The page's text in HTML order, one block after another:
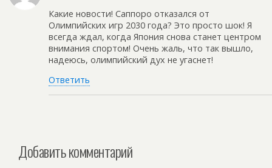
Какие новости! Саппоро отказался от
Олимпийских игр 2030 года? Это просто шок! Я
всегда ждал, когда Япония снова станет центром
внимания спортом! Очень жаль, что так вышло,
надеюсь, олимпийский дух не угаснет!
Ответить
Добавить комментарий